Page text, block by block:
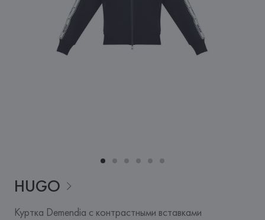
HUGO
Куртка Demendia с контрастными вставками